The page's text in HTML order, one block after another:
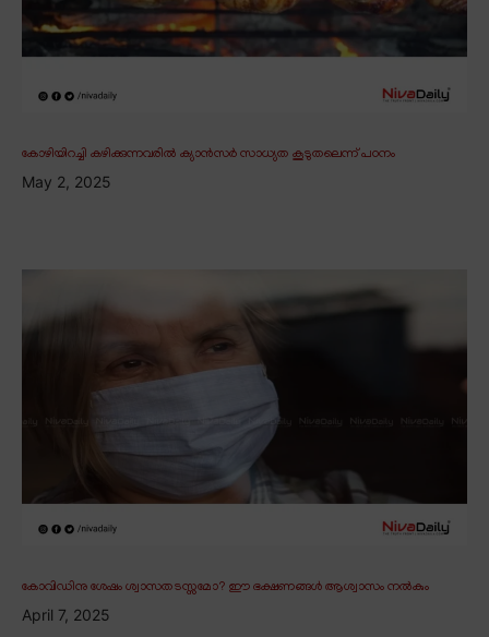
കോഴിയിറച്ചി കഴിക്കുന്നവരിൽ ക്യാൻസർ സാധ്യത കൂടുതലെന്ന് പഠനം
May 2, 2025
കോവിഡിനു ശേഷം ശ്വാസതടസ്സമോ? ഈ ഭക്ഷണങ്ങൾ ആശ്വാസം നൽകും
April 7, 2025